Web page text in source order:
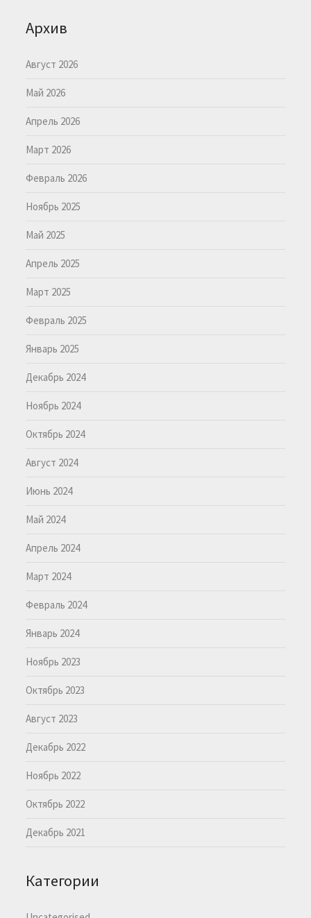
Архив
Август 2026
Май 2026
Апрель 2026
Март 2026
Февраль 2026
Ноябрь 2025
Май 2025
Апрель 2025
Март 2025
Февраль 2025
Январь 2025
Декабрь 2024
Ноябрь 2024
Октябрь 2024
Август 2024
Июнь 2024
Май 2024
Апрель 2024
Март 2024
Февраль 2024
Январь 2024
Ноябрь 2023
Октябрь 2023
Август 2023
Декабрь 2022
Ноябрь 2022
Октябрь 2022
Декабрь 2021
Категории